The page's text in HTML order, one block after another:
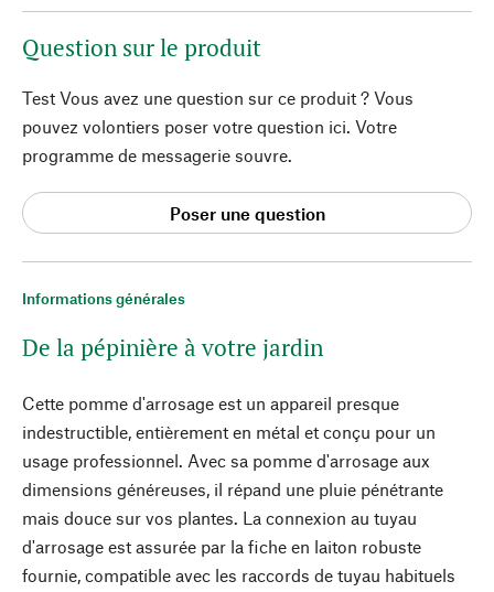
Informations générales
De la pépinière à votre jardin
Cette pomme d'arrosage est un appareil presque
indestructible, entièrement en métal et conçu pour un
usage professionnel. Avec sa pomme d'arrosage aux
dimensions généreuses, il répand une pluie pénétrante
mais douce sur vos plantes. La connexion au tuyau
d'arrosage est assurée par la fiche en laiton robuste
fournie, compatible avec les raccords de tuyau habituels
Question sur le produit
Test Vous avez une question sur ce produit ? Vous
pouvez volontiers poser votre question ici. Votre
programme de messagerie souvre.
Poser une question